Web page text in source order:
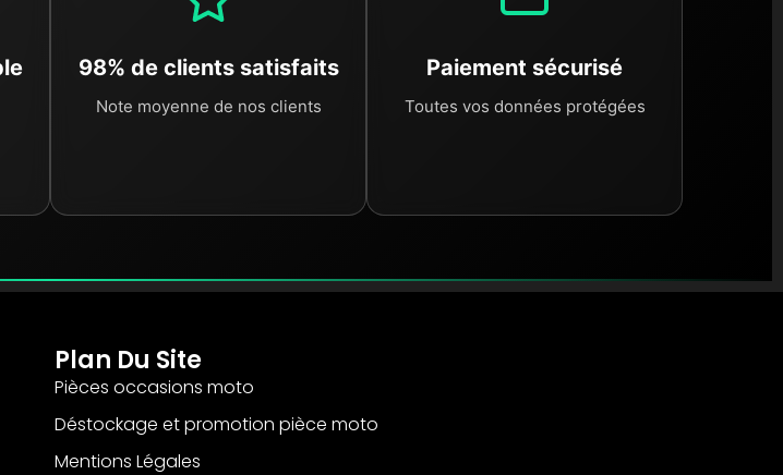
votre moto avec des pièces d'origine constructeur tout en réduisant l'empreinte carbone liée à
98% de clients satisfaits
Note moyenne de nos clients
Paiement sécurisé
Toutes vos données protégées
Plan Du Site
Pièces occasions moto
Déstockage et promotion pièce moto
Mentions Légales